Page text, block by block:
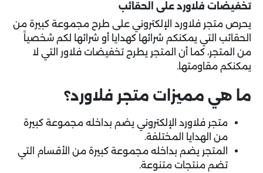
تخفيضات فلاورد على الحقائب
يحرص متجر فلاورد الإلكتروني على طرح مجموعة كبيرة من
الحقائب التي يمكنكم شرائها كهدايا أو شرائها لكم شخصياً
من المتجر، كما أن المتجر يطرح تخفيضات فلاور التي لا
يمكنكم مقاومتها.
ما هي مميزات متجر فلاورد؟
متجر فلاورد الإلكتروني يضم بداخله مجموعة كبيرة
من الهدايا المختلفة.
المتجر يضم بداخله مجموعة كبيرة من الأقسام التي
تضم منتجات متنوعة.